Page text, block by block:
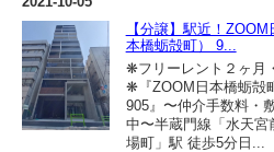
【分譲】駅近！
本橋蛎殻町） 9...
❋フリーレント２ヶ月
❋『ZOOM日本橋蛎殻
905』〜仲介手数料・
中〜半蔵門線「水天
場町」駅 徒歩5分日...